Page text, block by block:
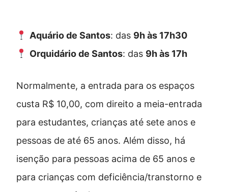
Aquário de Santos: das 9h às 17h30
Orquidário de Santos: das 9h às 17h
Normalmente, a entrada para os espaços
custa R$ 10,00, com direito a meia-entrada
para estudantes, crianças até sete anos e
pessoas de até 65 anos. Além disso, há
isenção para pessoas acima de 65 anos e
para crianças com deficiência/transtorno e